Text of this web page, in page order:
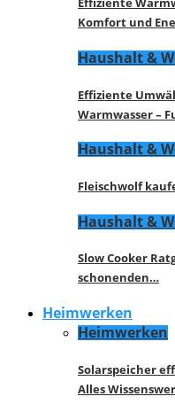
Komfort und
Haushalt &
Effiziente
Warmwasser –
Haushalt &
Fleischwolf
Haushalt &
Slow Cooker
schonenden…
Heimwerken
Heimwerken
Solarspeicher
Alles